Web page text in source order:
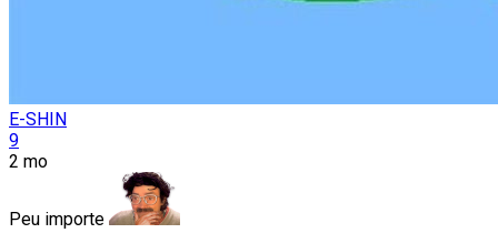
E-SHIN
9
2 mo
Peu importe